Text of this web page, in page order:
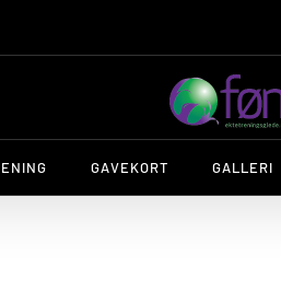
GAVEKORT GALLERI